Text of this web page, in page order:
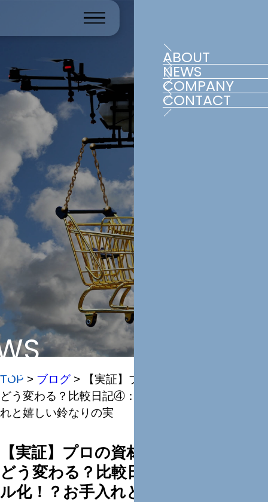
ABOUT
NEWS
COMPANY
CONTACT
せ
TOP > ブログ>
【実証】プロの資材でミニトマトは
どう変わる？比較日記④：ジャングル化！？お手入
れと嬉しい鈴なりの実
【実証】プロの資材でミニトマトは
どう変わる？比較日記④：ジャング
ル化！？お手入れと嬉しい鈴なりの